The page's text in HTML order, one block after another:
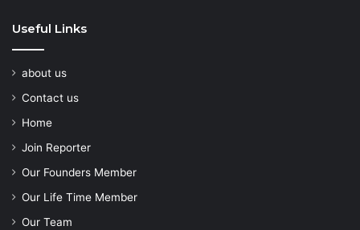
Useful Links
about us
Contact us
Home
Join Reporter
Our Founders Member
Our Life Time Member
Our Team